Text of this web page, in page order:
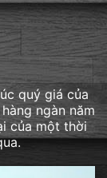
quý giá của
ngàn năm
của một thời